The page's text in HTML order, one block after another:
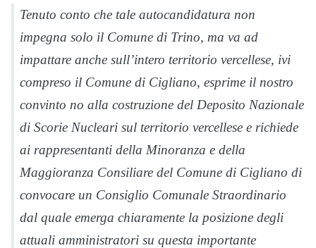
Tenuto conto che tale autocandidatura non
impegna solo il Comune di Trino, ma va ad
impattare anche sull’intero territorio vercellese, ivi
compreso il Comune di Cigliano, esprime il nostro
convinto no alla costruzione del Deposito Nazionale
di Scorie Nucleari sul territorio vercellese e richiede
ai rappresentanti della Minoranza e della
Maggioranza Consiliare del Comune di Cigliano di
convocare un Consiglio Comunale Straordinario
dal quale emerga chiaramente la posizione degli
attuali amministratori su questa importante